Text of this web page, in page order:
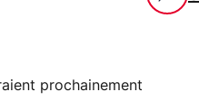
prochainement